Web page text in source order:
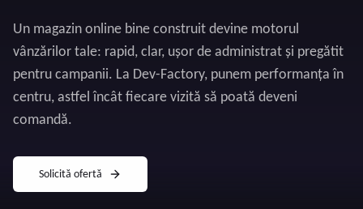
Un magazin online bine construit devine motorul
vânzărilor tale: rapid, clar, ușor de administrat și pregătit
pentru campanii. La Dev-Factory, punem performanța în
centru, astfel încât fiecare vizită să poată deveni
comandă.
Solicită ofertă